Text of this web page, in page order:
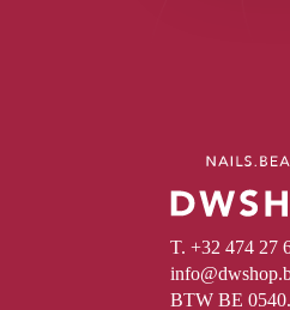
T. +32 474 27
BTW BE